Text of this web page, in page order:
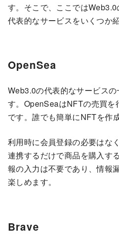
す。そこで、ここでは
代表的なサービスをいくつか
OpenSea
Web3.0の代表的なサービス
す。OpenSeaはNFTの売買を
です。誰でも簡単にNFTを作
利用時に会員登録の必要はな
連携するだけで商品を購入す
報の入力は不要であり、情報
楽しめます。
Brave